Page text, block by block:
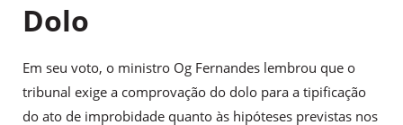
Do​lo
Em seu voto, o ministro Og Fernandes lembrou que o
tribunal exige a comprovação do dolo para a tipificação
do ato de improbidade quanto às hipóteses previstas nos